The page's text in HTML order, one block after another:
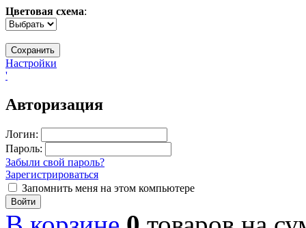
Цветовая схема:
Настройки
'
Авторизация
Логин:
Пароль:
Забыли свой пароль?
Зарегистрироваться
Запомнить меня на этом компьютере
Войти